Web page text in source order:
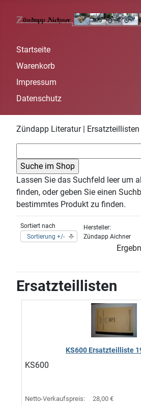
Startseite
Warenkorb
Impressum
Datenschutz
Zündapp Literatur | Ersatzteillisten
Lassen Sie das Suchfeld leer um
finden, oder geben Sie einen
bestimmtes Produkt zu finden.
Sortiert nach
Sortierung +/-
Hersteller:
Zündapp Aichner
Ersatzteillisten
KS600 Ersatzteilliste
KS600
Netto-Verkaufspreis: 28,00 €